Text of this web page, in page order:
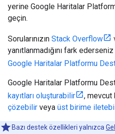
yerine Google Haritalar
geçin.
Sorularınızın Stack Overflow
yanıtlanmadığını fark
Google Haritalar Platformu
Google Haritalar Platformu
kayıtları oluşturabilir
, mevcut
çözebilir veya üst birime
Bazı destek özellikleri yalnızca